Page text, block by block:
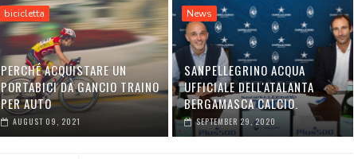
bicicletta
PERCHÉ ACQUISTARE UN
PORTABICI DA GANCIO TRAINO
PER AUTO
AUGUST 09, 2021
News
SANPELLEGRINO ACQUA
UFFICIALE DELL'ATALANTA
BERGAMASCA CALCIO.
SEPTEMBER 29, 2020